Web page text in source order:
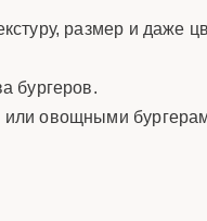
размер и даже
бургеров.
или овощными